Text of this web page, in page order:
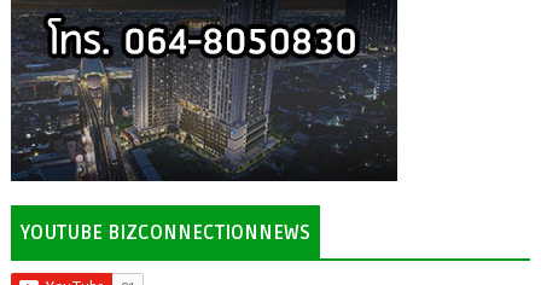
YOUTUBE BIZCONNECTIONNEWS